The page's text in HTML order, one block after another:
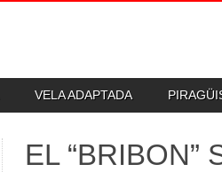
VELA ADAPTADA
EL “BRIBON”